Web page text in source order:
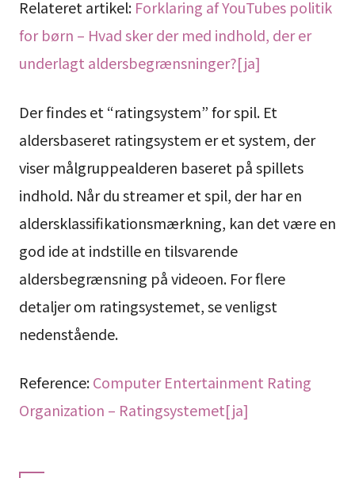
Relateret artikel: Forklaring af YouTubes politik
for børn – Hvad sker der med indhold, der er
underlagt aldersbegrænsninger?[ja]
Der findes et “ratingsystem” for spil. Et
aldersbaseret ratingsystem er et system, der
viser målgruppealderen baseret på spillets
indhold. Når du streamer et spil, der har en
aldersklassifikationsmærkning, kan det være en
god ide at indstille en tilsvarende
aldersbegrænsning på videoen. For flere
detaljer om ratingsystemet, se venligst
nedenstående.
Reference:Computer Entertainment Rating
Organization – Ratingsystemet[ja]